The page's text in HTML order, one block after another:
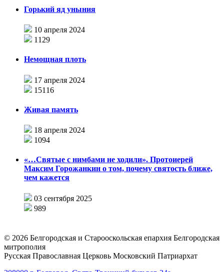
Горький яд уныния
10 апреля 2024
1129
Немощная плоть
17 апреля 2024
15116
Живая память
18 апреля 2024
1094
«…Святые с нимбами не ходили». Протоиерей
Максим Горожанкин о том, почему святость ближе,
чем кажется
03 сентября 2025
989
© 2026 Белгородская и Старооскольская епархия Белгородская
митрополия
Русская Православная Церковь Московский Патриархат